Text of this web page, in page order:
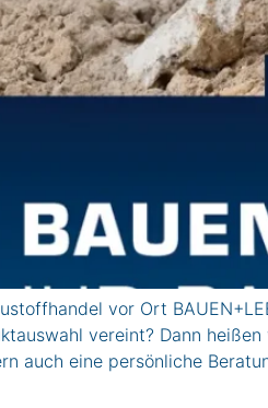
vor Ort
vereint? Dann
auch eine persönliche